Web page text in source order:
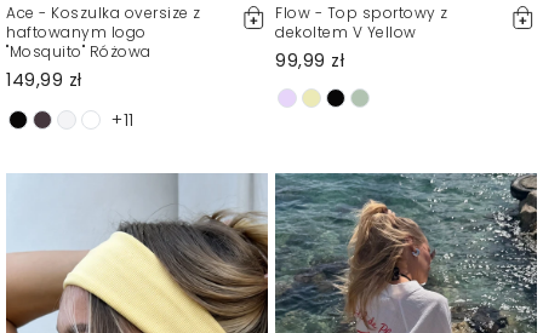
Ace - Koszulka oversize z
haftowanym logo
"Mosquito" Różowa
149,99 zł
+11
Flow - Top sportowy z
dekoltem V Yellow
99,99 zł